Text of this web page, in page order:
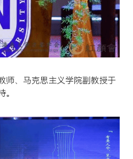
师、马克思主义学院副教授于
。